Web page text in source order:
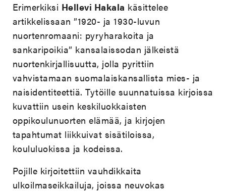
Erimerkiksi Hellevi Hakala käsittelee
artikkelissaan ”1920- ja 1930-luvun
nuortenromaani: pyryharakoita ja
sankaripoikia” kansalaissodan jälkeistä
nuortenkirjallisuutta, jolla pyrittiin
vahvistamaan suomalaiskansallista mies- ja
naisidentiteettiä. Tytöille suunnatuissa kirjoissa
kuvattiin usein keskiluokkaisten
oppikoulunuorten elämää, ja kirjojen
tapahtumat liikkuivat sisätiloissa,
koululuokissa ja kodeissa.
Pojille kirjoitettiin vauhdikkaita
ulkoilmaseikkailuja, joissa neuvokas